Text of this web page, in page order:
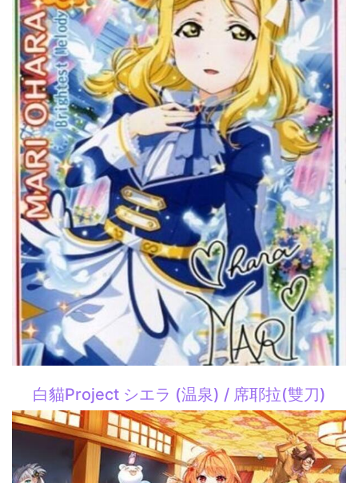
白貓Project シエラ (温泉) / 席耶拉(雙刀)